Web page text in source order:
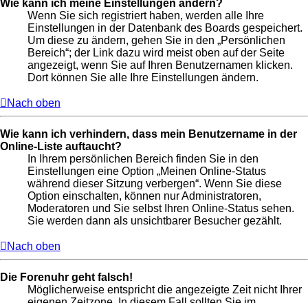
Wie kann ich meine Einstellungen ändern?
Wenn Sie sich registriert haben, werden alle Ihre
Einstellungen in der Datenbank des Boards gespeichert.
Um diese zu ändern, gehen Sie in den „Persönlichen
Bereich“; der Link dazu wird meist oben auf der Seite
angezeigt, wenn Sie auf Ihren Benutzernamen klicken.
Dort können Sie alle Ihre Einstellungen ändern.
Nach oben
Wie kann ich verhindern, dass mein Benutzername in der
Online-Liste auftaucht?
In Ihrem persönlichen Bereich finden Sie in den
Einstellungen eine Option „Meinen Online-Status
während dieser Sitzung verbergen“. Wenn Sie diese
Option einschalten, können nur Administratoren,
Moderatoren und Sie selbst Ihren Online-Status sehen.
Sie werden dann als unsichtbarer Besucher gezählt.
Nach oben
Die Forenuhr geht falsch!
Möglicherweise entspricht die angezeigte Zeit nicht Ihrer